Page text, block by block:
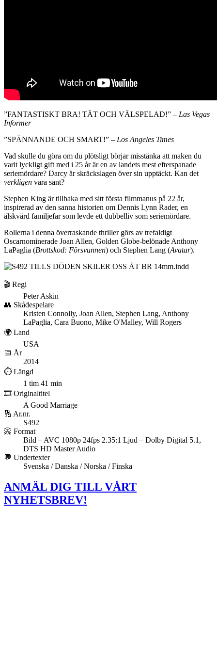
”FANTASTISKT BRA! TÄT OCH VÄLSPELAD!” – Las Vegas
Informer
”SPÄNNANDE OCH SMART!” – Los Angeles Times
Vad skulle du göra om du plötsligt börjar misstänka att maken du
varit lyckligt gift med i 25 år är en av landets mest efterspanade
seriemördare? Darcy är skräckslagen över sin upptäckt. Kan det
verkligen vara sant?
Stephen King är tillbaka med sitt första filmmanus på 22 år,
inspirerad av den sanna historien om Dennis Lynn Rader, en
älskvärd familjefar som levde ett dubbelliv som seriemördare.
Rollerna i denna överraskande thriller görs av trefaldigt
Oscarnominerade Joan Allen, Golden Globe-belönade Anthony
LaPaglia (Brottskod: Försvunnen) och Stephen Lang (Avatar).
🎬 Regi
Peter Askin
👥 Skådespelare
Kristen Connolly, Joan Allen, Stephen Lang, Anthony
LaPaglia, Cara Buono, Mike O'Malley, Will Rogers
🌍 Land
USA
📅 År
2014
⏱️ Längd
1 tim 41 min
🎞️ Originaltitel
A Good Marriage
🔢 Ar.nr.
S492
📀 Format
Bild – AVC 1080p 24fps 2.35:1 Ljud – Dolby Digital 5.1,
DTS HD Master Audio
💬 Undertexter
Svenska / Danska / Norska / Finska
ANMÄL DIG TILL VÅRT
NYHETSBREV!